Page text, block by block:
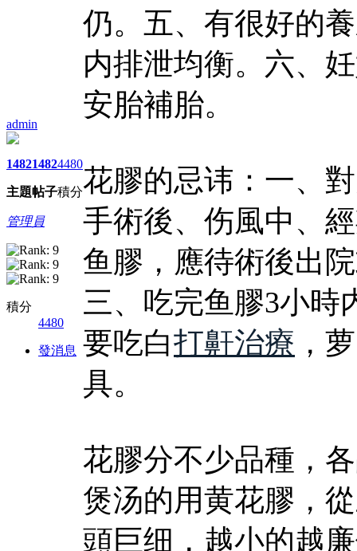
admin
1482
主題
1482
帖子
4480
積分
管理員
積分
4480
發消息
仍。五、有很好的
内排泄均衡。六、
安胎補胎。
花膠的忌讳：一、
手術後、伤風中、
鱼膠，應待術後出
三、吃完鱼膠3小時
要吃白打鼾治療 ，
具。
花膠分不少品種，
煲汤的用黄花膠，
頭巨细，越小的越